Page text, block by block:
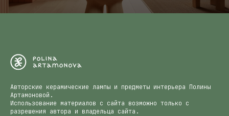
Авторские керамические лампы и предметы интерьера Полины
Артамоновой.
Использование материалов с сайта возможно только с
разрешения автора и владельца сайта.